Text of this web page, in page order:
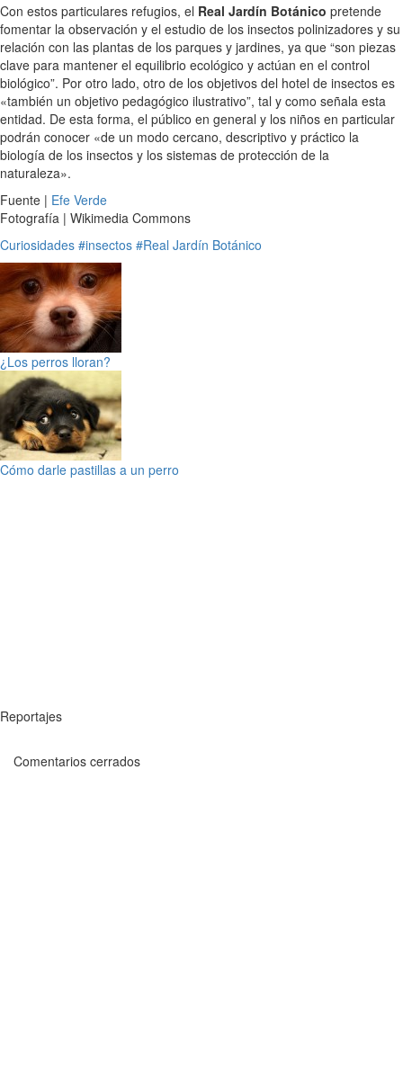
Con estos particulares refugios, el Real Jardín Botánico pretende
fomentar la observación y el estudio de los insectos polinizadores y su
relación con las plantas de los parques y jardines, ya que “son piezas
clave para mantener el equilibrio ecológico y actúan en el control
biológico”. Por otro lado, otro de los objetivos del hotel de insectos es
«también un objetivo pedagógico ilustrativo”, tal y como señala esta
entidad. De esta forma, el público en general y los niños en particular
podrán conocer «de un modo cercano, descriptivo y práctico la
biología de los insectos y los sistemas de protección de la
naturaleza».
Fuente | Efe Verde
Fotografía | Wikimedia Commons
Curiosidades #insectos #Real Jardín Botánico
¿Los perros lloran?
Cómo darle pastillas a un perro
Reportajes
Comentarios cerrados